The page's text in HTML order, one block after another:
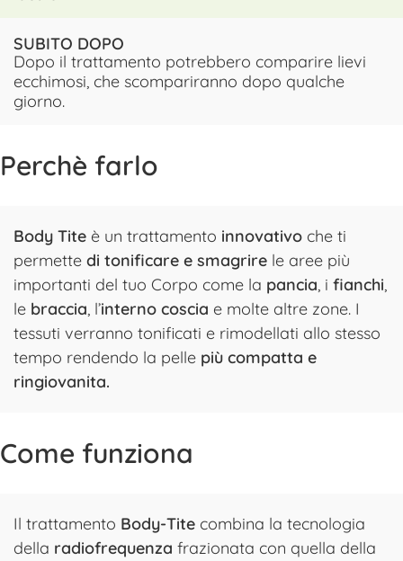
SUBITO DOPO
Dopo il trattamento potrebbero comparire lievi
ecchimosi, che scompariranno dopo qualche
giorno.
Perchè farlo
Body Tite è un trattamento innovativo che ti
permette di tonificare e smagrire le aree più
importanti del tuo Corpo come la pancia, i fianchi,
le braccia, l’interno coscia e molte altre zone. I
tessuti verranno tonificati e rimodellati allo stesso
tempo rendendo la pelle più compatta e
ringiovanita.
Come funziona
Il trattamento Body-Tite combina la tecnologia
della radiofrequenza frazionata con quella della